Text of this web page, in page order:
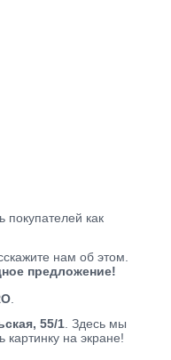
покупателей как
нам об этом.
предложение!
55/1 . Здесь мы
на экране!